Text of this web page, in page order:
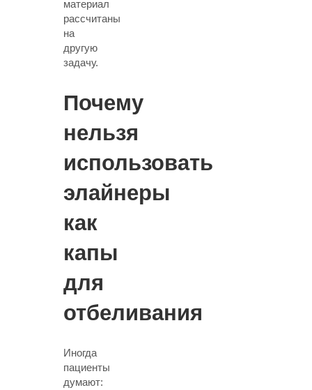
материал
рассчитаны
на
другую
задачу.
Почему
нельзя
использовать
элайнеры
как
капы
для
отбеливания
Иногда
пациенты
думают: